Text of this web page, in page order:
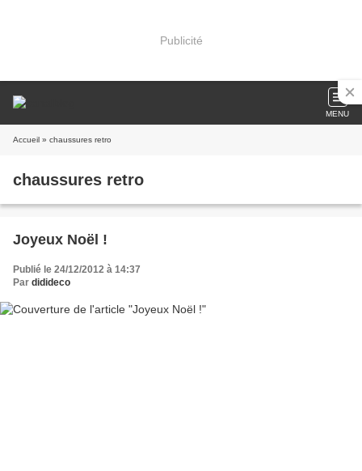
Publicité
MENU
Accueil » chaussures retro
chaussures retro
Joyeux Noël !
Publié le 24/12/2012 à 14:37
Par didideco